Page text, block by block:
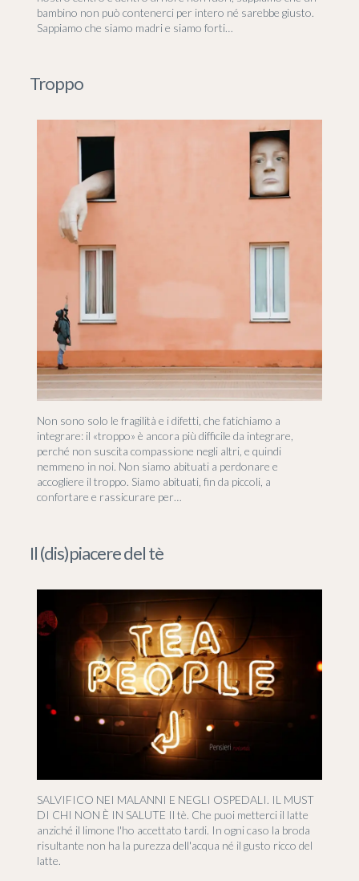
bambino non può contenerci per intero né sarebbe giusto.
Sappiamo che siamo madri e siamo forti…
Troppo
Non sono solo le fragilità e i difetti, che fatichiamo a
integrare: il «troppo» è ancora più difficile da integrare,
perché non suscita compassione negli altri, e quindi
nemmeno in noi. Non siamo abituati a perdonare e
accogliere il troppo. Siamo abituati, fin da piccoli, a
confortare e rassicurare per…
Il (dis)piacere del tè
SALVIFICO NEI MALANNI E NEGLI OSPEDALI. IL MUST
DI CHI NON È IN SALUTE Il tè. Che puoi metterci il latte
anziché il limone l'ho accettato tardi. In ogni caso la broda
risultante non ha la purezza dell'acqua né il gusto ricco del
latte.